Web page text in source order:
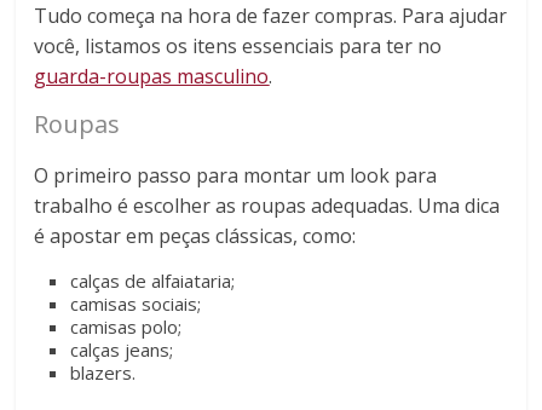
Tudo começa na hora de fazer compras. Para ajudar
você, listamos os itens essenciais para ter no
guarda-roupas masculino.
Roupas
O primeiro passo para montar um look para
trabalho é escolher as roupas adequadas. Uma dica
é apostar em peças clássicas, como:
calças de alfaiataria;
camisas sociais;
camisas polo;
calças jeans;
blazers.